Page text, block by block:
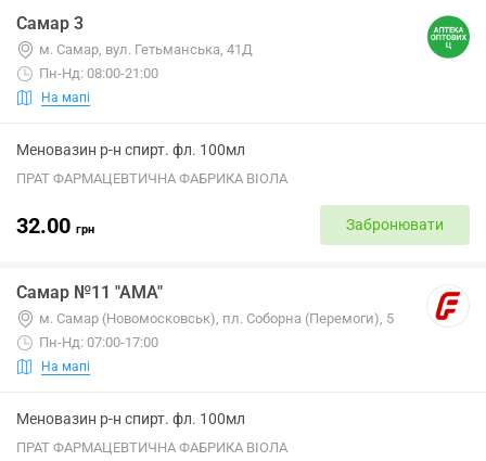
Самар 3
м. Самар, вул. Гетьманська, 41Д
Пн-Нд: 08:00-21:00
На мапі
Меновазин р-н спирт. фл. 100мл
ПРАТ ФАРМАЦЕВТИЧНА ФАБРИКА ВІОЛА
32.00 грн Забронювати
Самар №11 "АМА"
м. Самар (Новомосковськ), пл. Соборна (Перемоги), 5
Пн-Нд: 07:00-17:00
На мапі
Меновазин р-н спирт. фл. 100мл
ПРАТ ФАРМАЦЕВТИЧНА ФАБРИКА ВІОЛА